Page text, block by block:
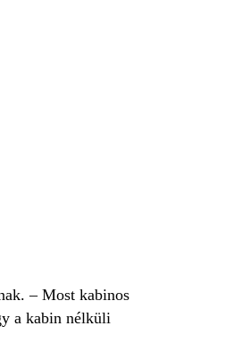
– Most kabinos
a kabin nélküli